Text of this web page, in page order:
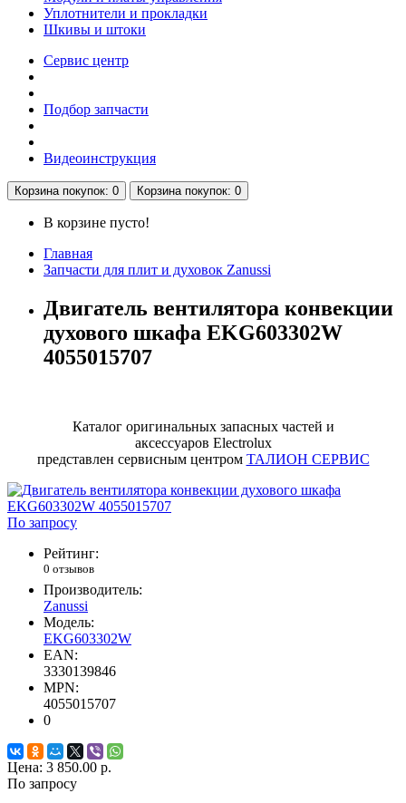
Уплотнители и прокладки
Шкивы и штоки
Сервис центр
Подбор запчасти
Видеоинструкция
Корзинапокупок: 0 Корзинапокупок: 0
В корзине пусто!
Главная
Запчасти для плит и духовок Zanussi
Двигатель вентилятора конвекции
духового шкафа EKG603302W
4055015707
Каталог оригинальных запасных частей и
аксессуаров Electrolux
представлен сервисным центром ТАЛИОН СЕРВИС
По запросу
Рейтинг:
0 отзывов
Производитель:
Zanussi
Модель:
EKG603302W
EAN:
3330139846
MPN:
4055015707
0
Цена: 3 850.00 р.
По запросу